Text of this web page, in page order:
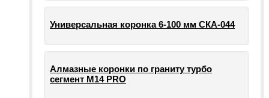
Универсальная коронка 6-100 мм СКА-044
Алмазные коронки по граниту турбо
сегмент М14 PRO